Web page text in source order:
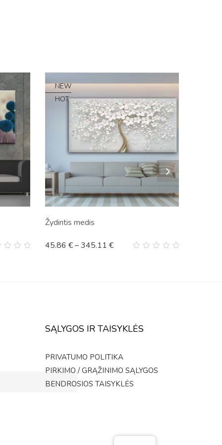
NEW
HOT
Žydintis medis
45.86 €–345.11 €
SĄLYGOS IR TAISYKLĖS
PRIVATUMO POLITIKA
PIRKIMO / GRĄŽINIMO SĄLYGOS
BENDROSIOS TAISYKLĖS